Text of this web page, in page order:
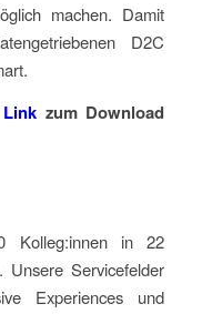
machen. Damit
D2C
zum Download
Kolleg:innen in 22
Unsere Servicefelder
Experiences und